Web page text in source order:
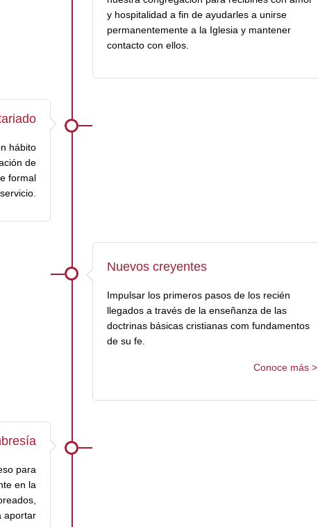
y hospitalidad a fin de ayudarles a unirse
permanentemente a la Iglesia y mantener
contacto con ellos.
hábito
de
formal
Nuevos creyentes
Impulsar los primeros pasos de los recién
llegados a través de la enseñanza de las
doctrinas básicas cristianas com fundamentos
de su fe.
Conoce más >
para
en la
aportar